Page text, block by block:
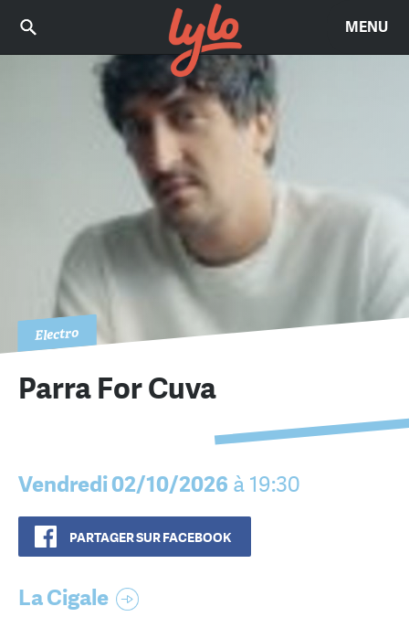
MENU
Electro
Parra For Cuva
Vendredi 02/10/2026 à 19:30
PARTAGER SUR FACEBOOK
La Cigale